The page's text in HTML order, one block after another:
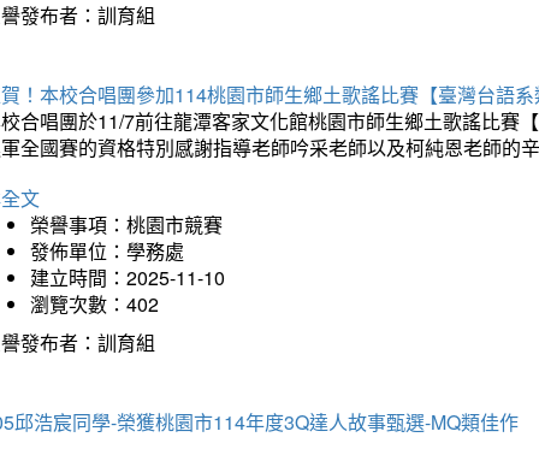
發布者：訓育組
！本校合唱團參加114桃園市師生鄉土歌謠比賽【臺灣台語
合唱團於11/7前往龍潭客家文化館桃園市師生鄉土歌謠比賽
全國賽的資格特別感謝指導老師吟采老師以及柯純恩老師的
文
榮譽事項：桃園市競賽
發佈單位：學務處
建立時間：2025-11-10
瀏覽次數：402
發布者：訓育組
邱浩宸同學-榮獲桃園市114年度3Q達人故事甄選-MQ類佳作